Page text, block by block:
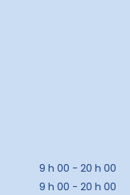
9 h 00 - 20 h 00
9 h 00 - 20 h 00